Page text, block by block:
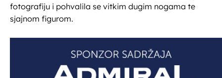
fotografiju i pohvalila se vitkim dugim nogama te
sjajnom figurom.